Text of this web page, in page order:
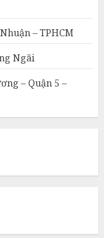
– TPHCM
Ngãi
– Quận 5 –